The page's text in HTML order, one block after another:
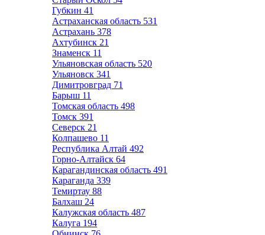
Губкин 41
Астраханская область 531
Астрахань 378
Ахтубинск 21
Знаменск 11
Ульяновская область 520
Ульяновск 341
Димитровград 71
Барыш 11
Томская область 498
Томск 391
Северск 21
Колпашево 11
Республика Алтай 492
Горно-Алтайск 64
Карагандинская область 491
Караганда 339
Темиртау 88
Балхаш 24
Калужская область 487
Калуга 194